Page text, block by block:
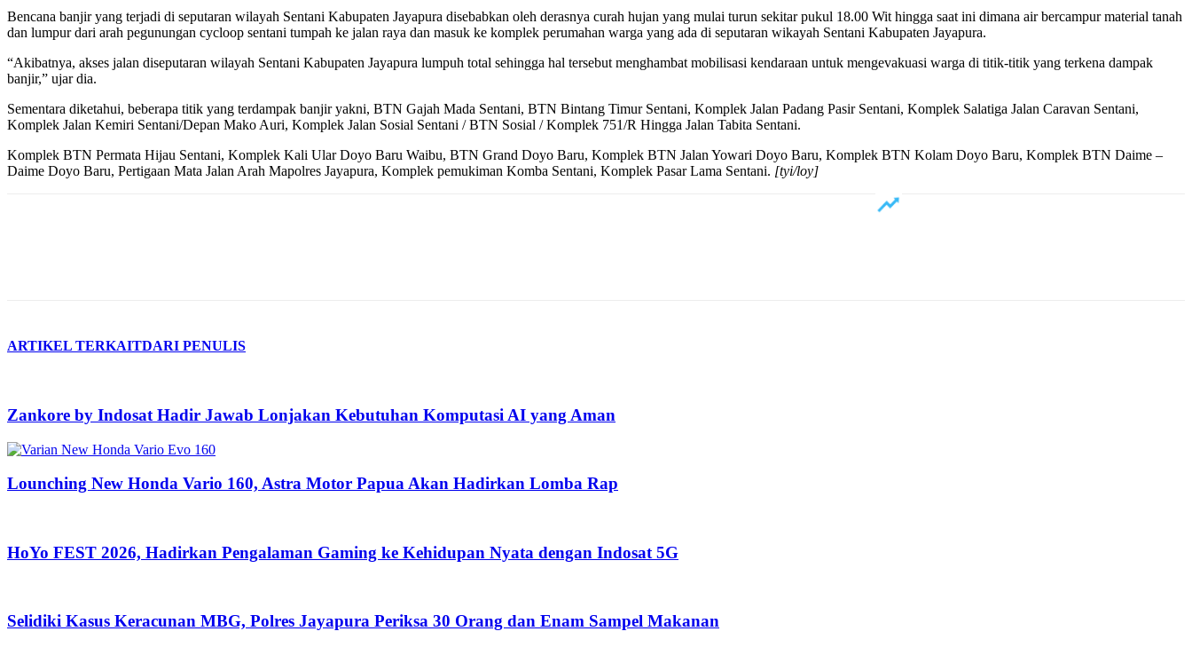
Bencana banjir yang terjadi di seputaran wilayah Sentani Kabupaten Jayapura disebabkan oleh derasnya curah hujan yang mulai turun sekitar pukul 18.00 Wit hingga saat ini dimana air bercampur material tanah
dan lumpur dari arah pegunungan cycloop sentani tumpah ke jalan raya dan masuk ke komplek perumahan warga yang ada di seputaran wikayah Sentani Kabupaten Jayapura.
“Akibatnya, akses jalan diseputaran wilayah Sentani Kabupaten Jayapura lumpuh total sehingga hal tersebut menghambat mobilisasi kendaraan untuk mengevakuasi warga di titik-titik yang terkena dampak
banjir,” ujar dia.
Sementara diketahui, beberapa titik yang terdampak banjir yakni, BTN Gajah Mada Sentani, BTN Bintang Timur Sentani, Komplek Jalan Padang Pasir Sentani, Komplek Salatiga Jalan Caravan Sentani,
Komplek Jalan Kemiri Sentani/Depan Mako Auri, Komplek Jalan Sosial Sentani / BTN Sosial / Komplek 751/R Hingga Jalan Tabita Sentani.
Komplek BTN Permata Hijau Sentani, Komplek Kali Ular Doyo Baru Waibu, BTN Grand Doyo Baru, Komplek BTN Jalan Yowari Doyo Baru, Komplek BTN Kolam Doyo Baru, Komplek BTN Daime –
Daime Doyo Baru, Pertigaan Mata Jalan Arah Mapolres Jayapura, Komplek pemukiman Komba Sentani, Komplek Pasar Lama Sentani. [tyi/loy]
ARTIKEL TERKAITDARI PENULIS
Zankore by Indosat Hadir Jawab Lonjakan Kebutuhan Komputasi AI yang Aman
Lounching New Honda Vario 160, Astra Motor Papua Akan Hadirkan Lomba Rap
HoYo FEST 2026, Hadirkan Pengalaman Gaming ke Kehidupan Nyata dengan Indosat 5G
Selidiki Kasus Keracunan MBG, Polres Jayapura Periksa 30 Orang dan Enam Sampel Makanan